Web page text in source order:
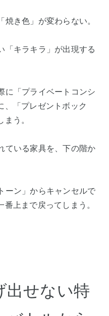
き色」が変わらない。
キラキラ」が出現する
「プライベートコンシ
、「プレゼントボック
う。
いる家具を、下の階か
ン」からキャンセルで
上まで戻ってしまう。
出せない特